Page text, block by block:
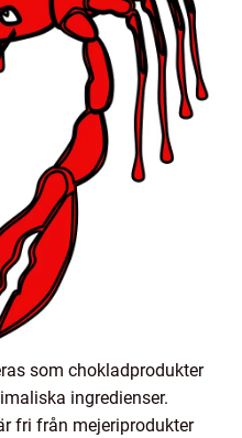
som chokladprodukter
ingredienser.
fri från mejeriprodukter